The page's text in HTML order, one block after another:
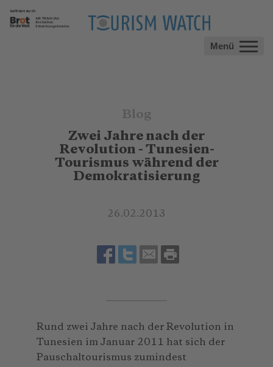
Menü
Blog
Zwei Jahre nach der
Revolution - Tunesien-
Tourismus während der
Demokratisierung
26.02.2013
Rund zwei Jahre nach der Revolution in
Tunesien im Januar 2011 hat sich der
Pauschaltourismus zumindest